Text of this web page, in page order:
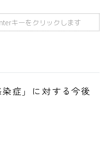
染症」に対する今後